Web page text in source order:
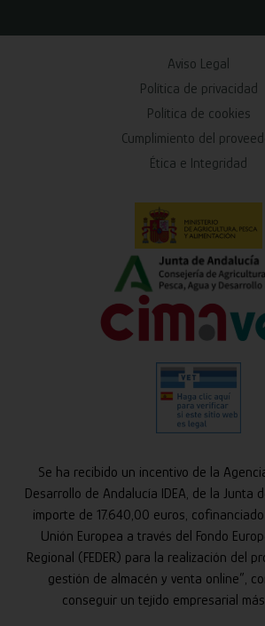
Aviso Legal
Política de privacidad
Política de cookies
Cumplimiento del
Ética e Integridad
Se ha recibido un incentivo de la
Desarrollo de Andalucía IDEA, de la Junta
importe de 17.640,00 euros,
Unión Europea a través del Fondo
Regional (FEDER) para la realización del
gestión de almacén y venta online”,
conseguir un tejido empresarial